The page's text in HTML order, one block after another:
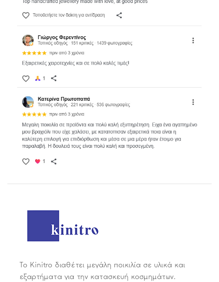
Το Kinitro διαθέτει μεγάλη ποικιλία σε υλικά και
εξαρτήματα για την κατασκευή κοσμημάτων.